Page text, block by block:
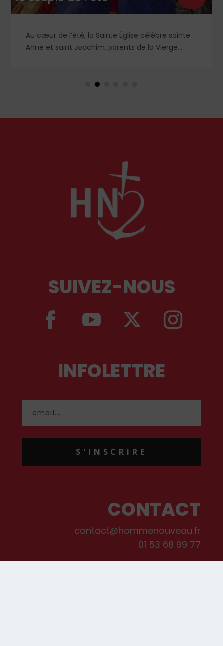
Au cœur de l’été, la Sainte Église célèbre sainte
Anne et saint Joachim, parents de la Vierge
en Orient qu’en Occident, célèbre par sa piété
SUIVEZ-NOUS
INFOLETTRE
S'INSCRIRE
CONTACT
contact@hommenouveau.fr
01 53 68 99 77